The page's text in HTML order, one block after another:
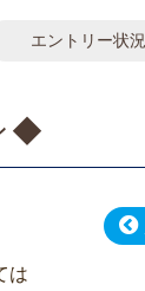
エントリー状況
◆
は